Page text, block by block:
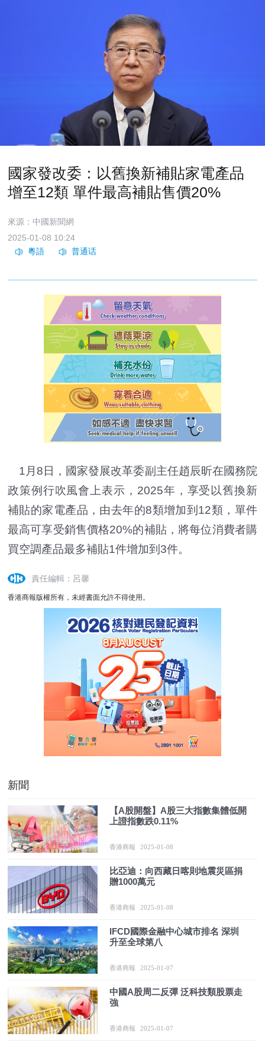
國家發改委：以舊換新補貼家電產品
增至12類 單件最高補貼售價20%
來源：中國新聞網
2025-01-08 10:24
1月8日，國家發展改革委副主任趙辰昕在國務院
政策例行吹風會上表示，2025年，享受以舊換新
補貼的家電產品，由去年的8類增加到12類，單件
最高可享受銷售價格20%的補貼，將每位消費者購
買空調產品最多補貼1件增加到3件。
責任編輯：呂馨
香港商報版權所有，未經書面允許不得使用。
新聞
【A股開盤】A股三大指數集體低開
上證指數跌0.11%
香港商報 2025-01-08
比亞迪：向西藏日喀則地震災區捐
贈1000萬元
香港商報 2025-01-08
IFCD國際金融中心城市排名 深圳
升至全球第八
香港商報 2025-01-07
中國A股周二反彈 泛科技類股票走
強
香港商報 2025-01-07